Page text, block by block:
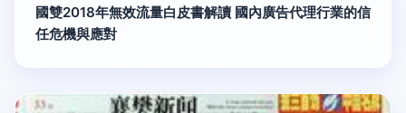
國雙2018年無效流量白皮書解讀 國內廣告代理行業的信
任危機與應對